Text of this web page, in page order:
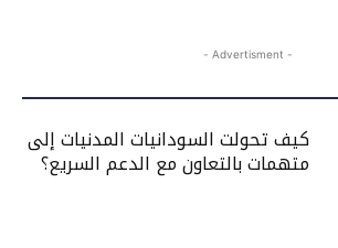
- Advertisment -
كيف تحولت السودانيات المدنيات إلى
متهمات بالتعاون مع الدعم السريع؟